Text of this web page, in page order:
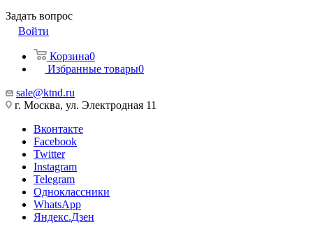
Задать вопрос
Войти
Корзина0
Избранные товары0
sale@ktnd.ru
г. Москва, ул. Электродная 11
Вконтакте
Facebook
Twitter
Instagram
Telegram
Одноклассники
WhatsApp
Яндекс.Дзен